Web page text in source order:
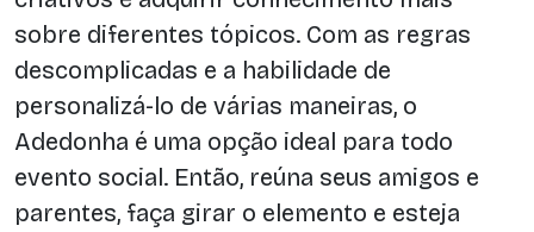
sobre diferentes tópicos. Com as regras
descomplicadas e a habilidade de
personalizá-lo de várias maneiras, o
Adedonha é uma opção ideal para todo
evento social. Então, reúna seus amigos e
parentes, faça girar o elemento e esteja